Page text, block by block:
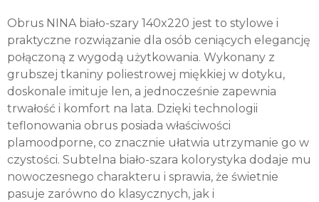
Obrus NINA biało-szary 140x220 jest to stylowe i
praktyczne rozwiązanie dla osób ceniących elegancję
połączoną z wygodą użytkowania. Wykonany z
grubszej tkaniny poliestrowej miękkiej w dotyku,
doskonale imituje len, a jednocześnie zapewnia
trwałość i komfort na lata. Dzięki technologii
teflonowania obrus posiada właściwości
plamoodporne, co znacznie ułatwia utrzymanie go w
czystości. Subtelna biało-szara kolorystyka dodaje mu
nowoczesnego charakteru i sprawia, że świetnie
pasuje zarówno do klasycznych, jak i